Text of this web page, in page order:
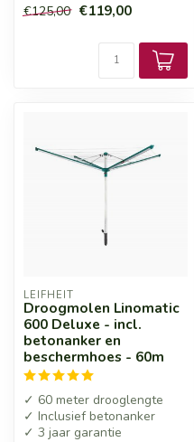
€125,00 €119,00
LEIFHEIT
Droogmolen Linomatic
600 Deluxe - incl.
betonanker en
beschermhoes - 60m
✓ 60 meter drooglengte
✓ Inclusief betonanker
✓ 3 jaar garantie